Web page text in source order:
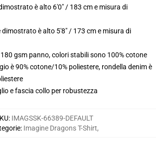
è alto 6'0" / 183 cm e misura di
è alto 5'8" / 173 cm e misura di
gsm panno, colori stabili sono 100% cotone
è 90% cotone/10% poliestere, rondella denim è
e fascia collo per robustezza
: IMAGSSK-66389-DEFAULT
: Imagine Dragons T-Shirt,